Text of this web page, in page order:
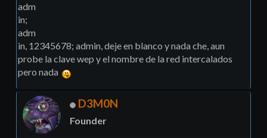
adm
in;
adm
in, 12345678; admin, deje en blanco y nada che, aun
probe la clave wep y el nombre de la red intercalados
pero nada
D3M0N
Founder